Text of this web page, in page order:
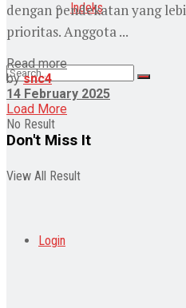
Indeks
No Result
View All Result
Login
dengan pendekatan yang
prioritas. Anggota ...
Read more
by snc4
14 February 2025
Load More
Don't Miss It